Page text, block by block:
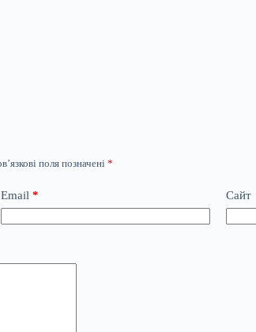
поля позначені *
Email * Сайт